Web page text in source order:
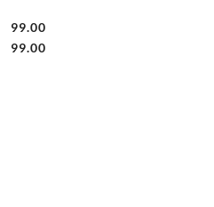
Cena:
99.00
Cena:
99.00